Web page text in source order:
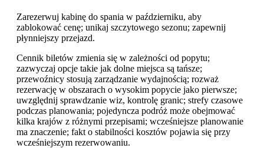
Zarezerwuj kabinę do spania w październiku, aby
zablokować cenę; unikaj szczytowego sezonu; zapewnij
płynniejszy przejazd.
Cennik biletów zmienia się w zależności od popytu;
zazwyczaj opcje takie jak dolne miejsca są tańsze;
przewoźnicy stosują zarządzanie wydajnością; rozważ
rezerwację w obszarach o wysokim popycie jako pierwsze;
uwzględnij sprawdzanie wiz, kontrolę granic; strefy czasowe
podczas planowania; pojedyncza podróż może obejmować
kilka krajów z różnymi przepisami; wcześniejsze planowanie
ma znaczenie; fakt o stabilności kosztów pojawia się przy
wcześniejszym rezerwowaniu.